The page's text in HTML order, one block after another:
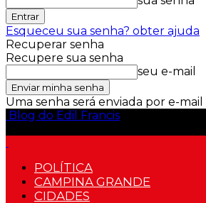
Esqueceu sua senha? obter ajuda
Recuperar senha
Recupere sua senha
seu e-mail
Uma senha será enviada por e-mail
Blog do Edil Francis
POLÍTICA
CAMPINA GRANDE
CIDADES